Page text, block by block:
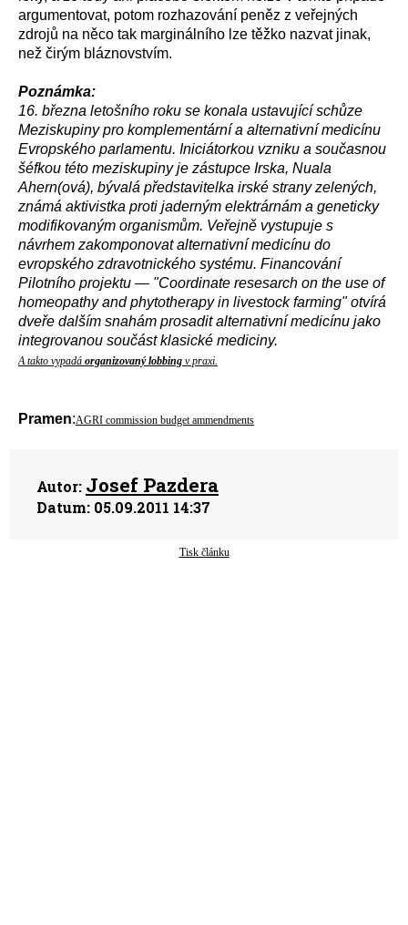
argumentovat, potom rozhazování peněz z veřejných
zdrojů na něco tak marginálního lze těžko nazvat jinak,
než čirým bláznovstvím.
Poznámka:
16. března letošního roku se konala ustavující schůze
Meziskupiny pro komplementární a alternativní medicínu
Evropského parlamentu. Iniciátorkou vzniku a současnou
šéfkou této meziskupiny je zástupce Irska, Nuala
Ahern(ová), bývalá představitelka irské strany zelených,
známá aktivistka proti jaderným elektrárnám a geneticky
modifikovaným organismům. Veřejně vystupuje s
návrhem zakomponovat alternativní medicínu do
evropského zdravotnického systému. Financování
Pilotního projektu — "Coordinate resesarch on the use of
homeopathy and phytotherapy in livestock farming" otvírá
dveře dalším snahám prosadit alternativní medicínu jako
integrovanou součást klasické mediciny.
A takto vypadá organizovaný lobbing v praxi.
Pramen:AGRI commission budget ammendments
Autor: Josef Pazdera
Datum: 05.09.2011 14:37
Tisk článku